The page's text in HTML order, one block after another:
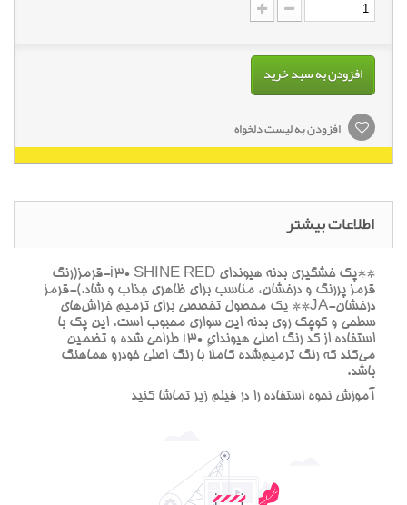
افزودن به سبد خرید
افزودن به لیست دلخواه
اطلاعات بیشتر
**پک خشگيري بدنه هيونداي i30 SHINE RED-قرمز(رنگ
قرمز پررنگ و درخشان، مناسب براي ظاهري جذاب و شاد.)-قرمز
درخشان-JA** يک محصول تخصصي براي ترميم خراش‌هاي
سطحي و کوچک روي بدنه اين سواري محبوب است. اين پک با
استفاده از کد رنگ اصلي هيونداي i30 طراحي شده و تضمين
مي‌کند که رنگ ترميم‌شده کاملاً با رنگ اصلي خودرو هماهنگ
باشد.
آموزش نحوه استفاده را در فيلم زير تماشا کنيد